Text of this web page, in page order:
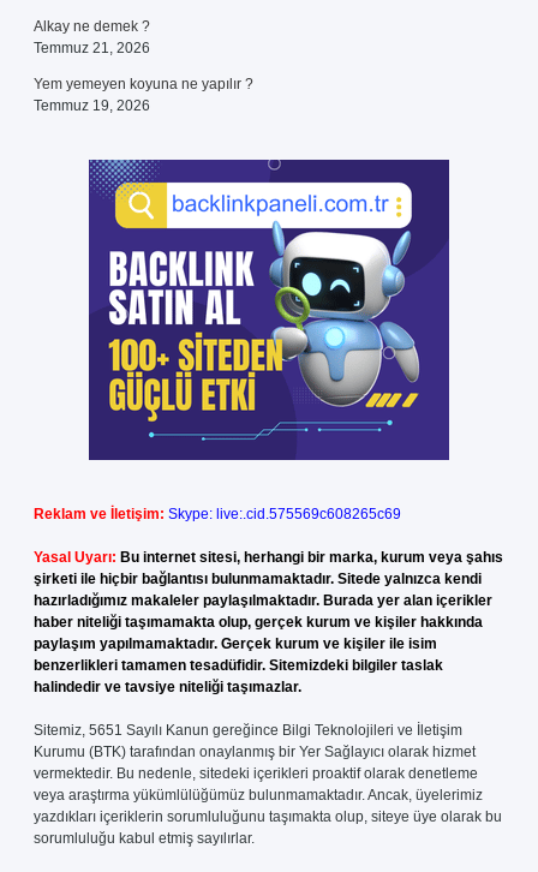
Alkay ne demek ?
Temmuz 21, 2026
Yem yemeyen koyuna ne yapılır ?
Temmuz 19, 2026
Reklam ve İletişim: Skype: live:.cid.575569c608265c69
Yasal Uyarı: Bu internet sitesi, herhangi bir marka, kurum veya şahıs
şirketi ile hiçbir bağlantısı bulunmamaktadır. Sitede yalnızca kendi
hazırladığımız makaleler paylaşılmaktadır. Burada yer alan içerikler
haber niteliği taşımamakta olup, gerçek kurum ve kişiler hakkında
paylaşım yapılmamaktadır. Gerçek kurum ve kişiler ile isim
benzerlikleri tamamen tesadüfidir. Sitemizdeki bilgiler taslak
halindedir ve tavsiye niteliği taşımazlar.
Sitemiz, 5651 Sayılı Kanun gereğince Bilgi Teknolojileri ve İletişim
Kurumu (BTK) tarafından onaylanmış bir Yer Sağlayıcı olarak hizmet
vermektedir. Bu nedenle, sitedeki içerikleri proaktif olarak denetleme
veya araştırma yükümlülüğümüz bulunmamaktadır. Ancak, üyelerimiz
yazdıkları içeriklerin sorumluluğunu taşımakta olup, siteye üye olarak bu
sorumluluğu kabul etmiş sayılırlar.